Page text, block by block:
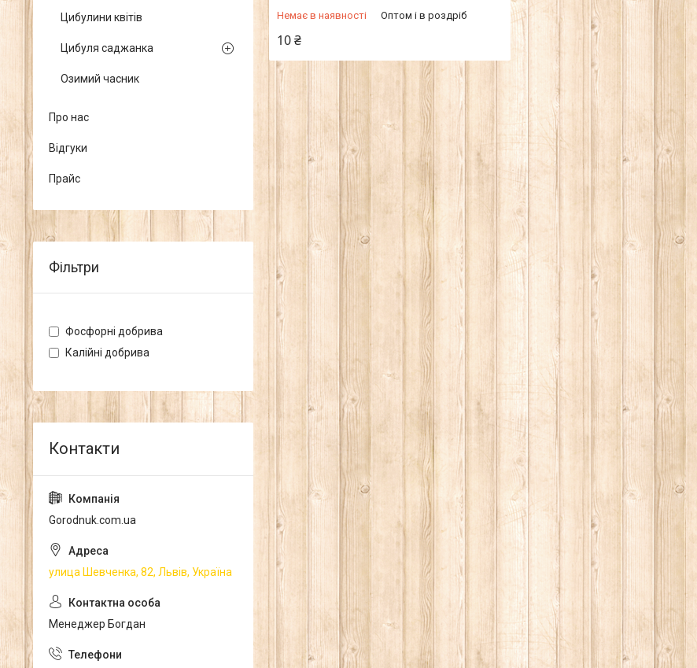
Немає в наявності Оптом і в роздріб
10 ₴
Цибулини квітів
Цибуля саджанка
Озимий часник
Про нас
Відгуки
Прайс
Фільтри
Фосфорні добрива
Калійні добрива
Gorodnuk.com.ua
улица Шевченка, 82, Львів, Україна
Менеджер Богдан